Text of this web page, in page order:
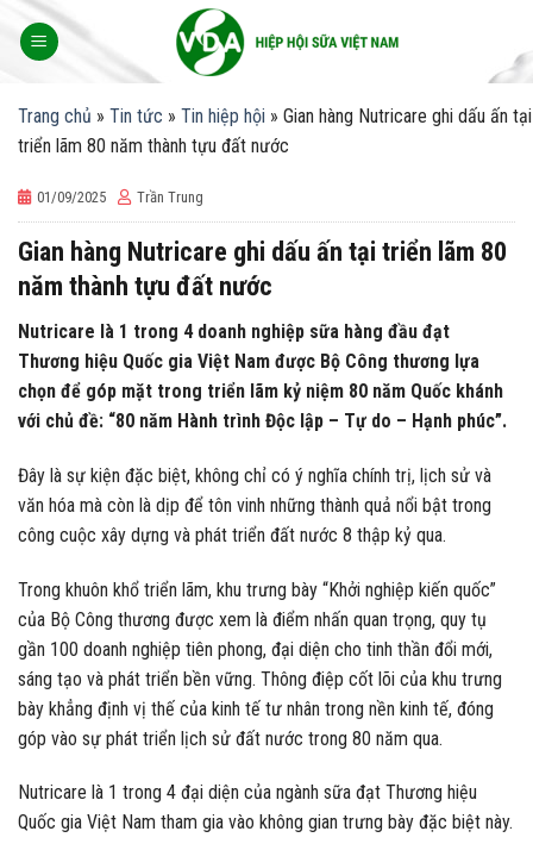
Trang chủ » Tin tức » Tin hiệp hội » Gian hàng Nutricare ghi dấu ấn tại
triển lãm 80 năm thành tựu đất nước
01/09/2025 Trần Trung
Gian hàng Nutricare ghi dấu ấn tại triển lãm 80
năm thành tựu đất nước
Nutricare là 1 trong 4 doanh nghiệp sữa hàng đầu đạt
Thương hiệu Quốc gia Việt Nam được Bộ Công thương lựa
chọn để góp mặt trong triển lãm kỷ niệm 80 năm Quốc khánh
với chủ đề: “80 năm Hành trình Độc lập – Tự do – Hạnh phúc”.
Đây là sự kiện đặc biệt, không chỉ có ý nghĩa chính trị, lịch sử và
văn hóa mà còn là dịp để tôn vinh những thành quả nổi bật trong
công cuộc xây dựng và phát triển đất nước 8 thập kỷ qua.
Trong khuôn khổ triển lãm, khu trưng bày “Khởi nghiệp kiến quốc”
của Bộ Công thương được xem là điểm nhấn quan trọng, quy tụ
gần 100 doanh nghiệp tiên phong, đại diện cho tinh thần đổi mới,
sáng tạo và phát triển bền vững. Thông điệp cốt lõi của khu trưng
bày khẳng định vị thế của kinh tế tư nhân trong nền kinh tế, đóng
góp vào sự phát triển lịch sử đất nước trong 80 năm qua.
Nutricare là 1 trong 4 đại diện của ngành sữa đạt Thương hiệu
Quốc gia Việt Nam tham gia vào không gian trưng bày đặc biệt này.